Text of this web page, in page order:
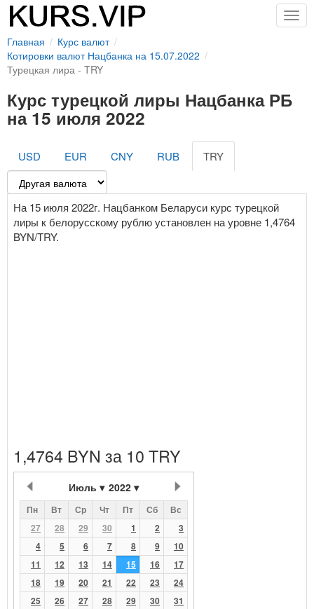
Главная
Курс валют
Котировки валют Нацбанка на 15.07.2022
Турецкая лира - TRY
Курс турецкой лиры Нацбанка РБ
на 15 июля 2022
USD EUR CNY RUB TRY
На 15 июля 2022г. Нацбанком Беларуси курс турецкой
лиры к белорусскому рублю установлен на уровне 1,4764
BYN/TRY.
1,4764 BYN за 10 TRY
Июль 2022
Пн Вт Ср Чт Пт Сб
Вс
27
28 29 30 1 2
3
4
5 6 7 8 9
10
11
12 13 14 15 16
17
18
19 20 21 22 23
24
25
26 27 28 29 30 31